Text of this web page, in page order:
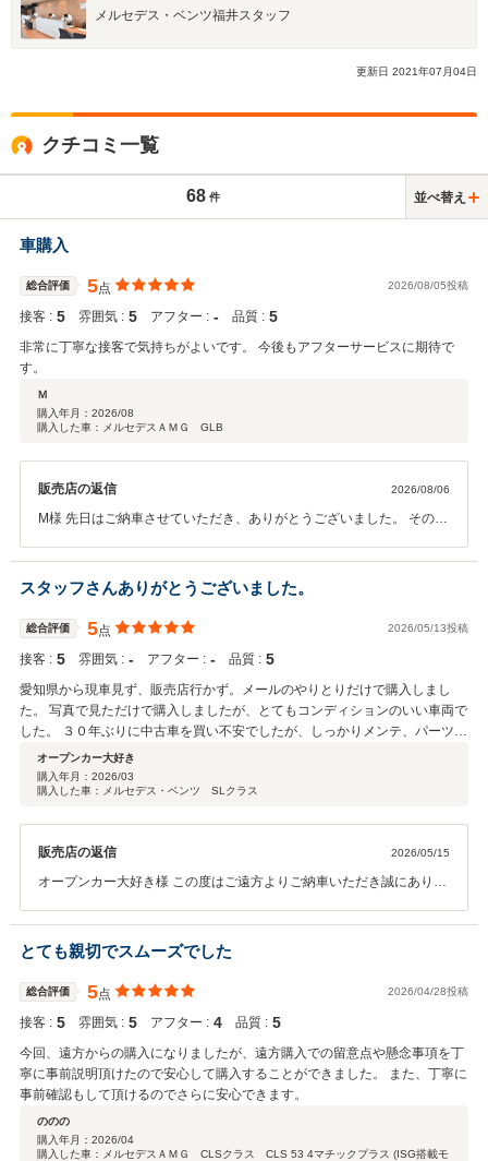
メルセデス・ベンツ福井スタッフ
更新日 2021年07 月04日
クチコミ一覧
68 件 並べ替え
車購入
総合評価 5点 2026/08/05投稿
接客 : 5 雰囲気 : 5 アフター : ‐ 品質 : 5
非常に丁寧な接客で気持ちがよいです。 今後もアフターサービスに期待で
す。
Ｍ
購入年月： 2026/08
購入した車：メルセデスＡＭＧ GLB
販売店の返信 2026/08/06
M様 先日はご納車させていただき、ありがとうございました。 その
扱いやすさと高速道路での安定した走行性能を兼ね備えたお車ですの
で、さまざまなシーンで快適なドライブをお楽しみいただけることと
思います。 今後もお車のことでご不明な点やお困りごとがございまし
たら、いつでもお気軽にご連絡ください。 今後とも末永いお付き合い
のほど、よろしくお願いいたします。す。
スタッフさんありがとうございました。
総合評価 5点 2026/05/13投稿
接客 : 5 雰囲気 : ‐ アフター : ‐ 品質 : 5
愛知県から現車見ず、販売店行かず。メールのやりとりだけで購入しまし
た。 写真で見ただけで購入しましたが、とてもコンディションのいい車両で
した。 ３０年ぶりに中古車を買い不安でしたが、しっかりメンテ、パーツ交
換してありそうです。 サーティファイドならではです。むしろ、先々の故障
を考えたら割安でしょう。 担当のスタッフ様にはたいへんお世話になりまし
た。わがままですみません。 皆さん、メルセデスを買うならスタッフさんを
オープンカー大好き
購入年月： 2026/03
購入した車：メルセデス・ベンツ SLクラス
販売店の返信 2026/05/15
オープンカー大好き様 この度はご遠方よりご納車いただき誠にありが
ンよくお乗り頂けるよう消耗品の交換やメンテナンスはしっかり対応
させていただきました。 運転にはお気を付けてお楽しみください。 今
後ともよろしくお願いいたします。
とても親切でスムーズでした
総合評価 5点 2026/04/28投稿
接客 : 5 雰囲気 : 5 アフター : 4 品質 : 5
今回、遠方からの購入になりましたが、遠方購入での留意点や懸念事項を丁
寧に事前説明頂けたので安心して購入することができました。 また、丁寧に
事前確認もして頂けるのでさらに安心できます。
ののの
購入年月： 2026/04
購入した車：メルセデスＡＭＧ CLSクラス CLS 53 4マチックプラス (ISG搭載モ